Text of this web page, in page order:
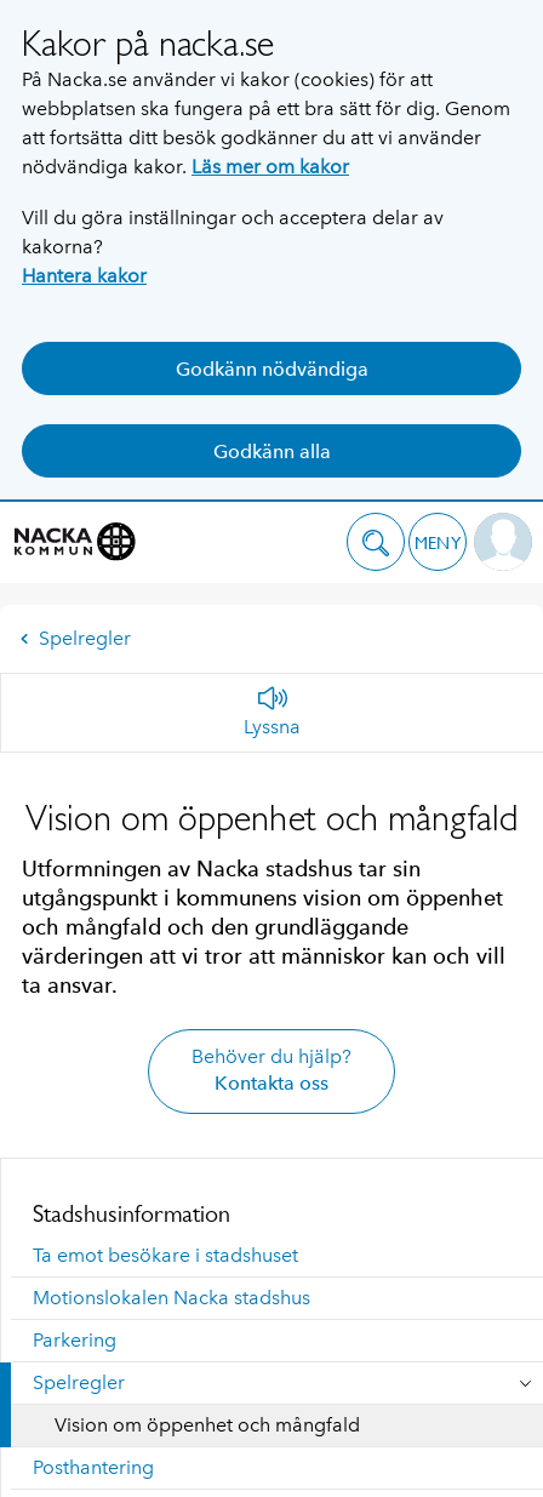
Kakor på nacka.se
På Nacka.se använder vi kakor (cookies) för att
webbplatsen ska fungera på ett bra sätt för dig. Genom
att fortsätta ditt besök godkänner du att vi använder
nödvändiga kakor. Läs mer om kakor
Vill du göra inställningar och acceptera delar av
kakorna?
Hantera kakor
Godkänn nödvändiga
Godkänn alla
MENY
Spelregler
Lyssna
Vision om öppenhet och mångfald
Utformningen av Nacka stadshus tar sin
utgångspunkt i kommunens vision om öppenhet
och mångfald och den grundläggande
värderingen att vi tror att människor kan och vill
ta ansvar.
Behöver du hjälp?
Kontakta oss
Stadshusinformation
Ta emot besökare i stadshuset
Motionslokalen Nacka stadshus
Parkering
Spelregler
Vision om öppenhet och mångfald
Posthantering